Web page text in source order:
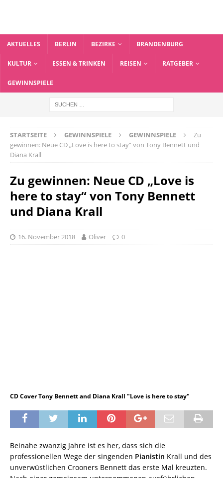
AKTUELLES BERLIN BEZIRKE BRANDENBURG
KULTUR ESSEN & TRINKEN REISEN RATGEBER
GEWINNSPIELE
STARTSEITE GEWINNSPIELE GEWINNSPIELE
Zu
gewinnen: Neue CD „Love is here to stay“ von Tony Bennett und
Diana Krall
Zu gewinnen: Neue CD „Love is
here to stay“ von Tony Bennett
und Diana Krall
16. November 2018 Oliver 0
CD Cover Tony Bennett and Diana Krall "Love is here to stay"
Beinahe zwanzig Jahre ist es her, dass sich die
professionellen Wege der singenden Pianistin Krall und des
unverwüstlichen Crooners Bennett das erste Mal kreuzten.